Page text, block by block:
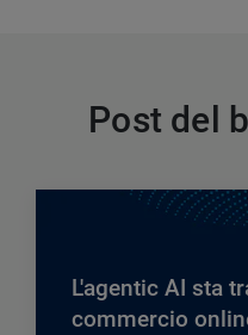
Post del
L'agentic AI sta
commercio